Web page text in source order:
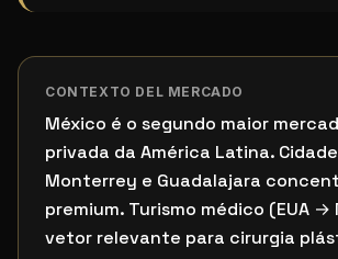
CONTEXTO DEL MERCADO
México é o segundo maior
privada da América Latina.
Monterrey e Guadalajara
premium. Turismo médico (EUA →
vetor relevante para cirurgia